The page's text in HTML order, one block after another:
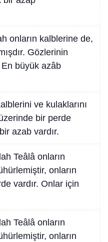
onların kalblerine de,
Gözlerinin
büyük azâb
ve kulaklarını
bir perde
azab vardır.
Teâlâ onların
onların
vardır. Onlar için
Teâlâ onların
onların